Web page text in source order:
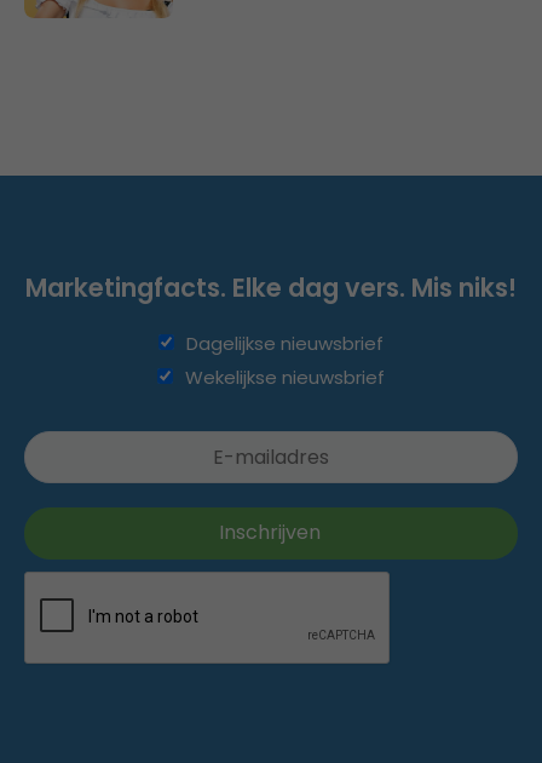
Marketingfacts. Elke dag vers. Mis niks!
Dagelijkse nieuwsbrief
Wekelijkse nieuwsbrief